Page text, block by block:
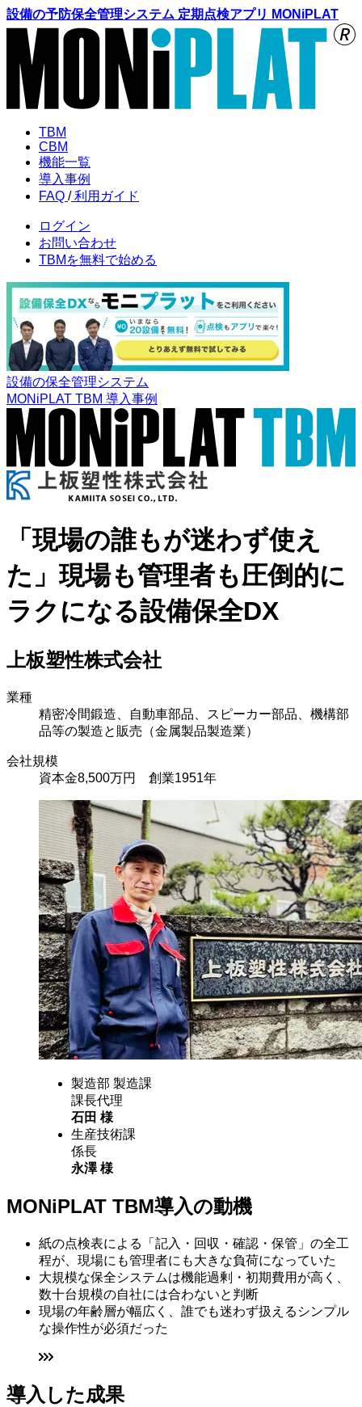
設備の予防保全管理システム 定期点検アプリ MONiPLAT
TBM
CBM
機能一覧
導入事例
FAQ / 利用 ガイド
ログイン
お問い合わせ
TBMを無料で始める
設備の保全管理システム
MONiPLAT TBM 導入事例
「現場の誰もが迷わず使え
た」現場も管理者も圧倒的に
ラクになる設備保全DX
上板塑性株式会社
業種
精密冷間鍛造、自動車部品、スピーカー部品、機構部
品等の製造と販売（金属製品製造業）
会社規模
資本金8,500万円 創業1951年
製造部 製造課
課長代理
石田 様
生産技術課
係長
永澤 様
MONiPLAT TBM導入の動機
紙の点検表による「記入・回収・確認・保管」の全工
程が、現場にも管理者にも大きな負荷になっていた
大規模な保全システムは機能過剰・初期費用が高く、
数十台規模の自社には合わないと判断
現場の年齢層が幅広く、誰でも迷わず扱えるシンプル
な操作性が必須だった
導入した成果